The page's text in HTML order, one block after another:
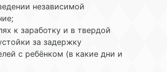
независимой
к заработку и в твердой
за задержку
с ребёнком (в какие дни и